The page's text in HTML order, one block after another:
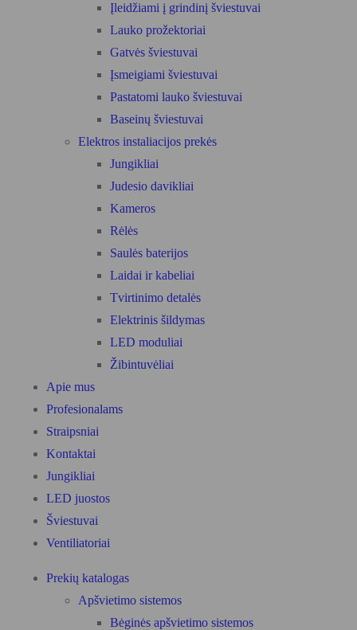
Įleidžiami į grindinį šviestuvai
Lauko prožektoriai
Gatvės šviestuvai
Įsmeigiami šviestuvai
Pastatomi lauko šviestuvai
Baseinų šviestuvai
Elektros instaliacijos prekės
Jungikliai
Judesio davikliai
Kameros
Rėlės
Saulės baterijos
Laidai ir kabeliai
Tvirtinimo detalės
Elektrinis šildymas
LED moduliai
Žibintuvėliai
Apie mus
Profesionalams
Straipsniai
Kontaktai
Jungikliai
LED juostos
Šviestuvai
Ventiliatoriai
Prekių katalogas
Apšvietimo sistemos
Bėginės apšvietimo sistemos